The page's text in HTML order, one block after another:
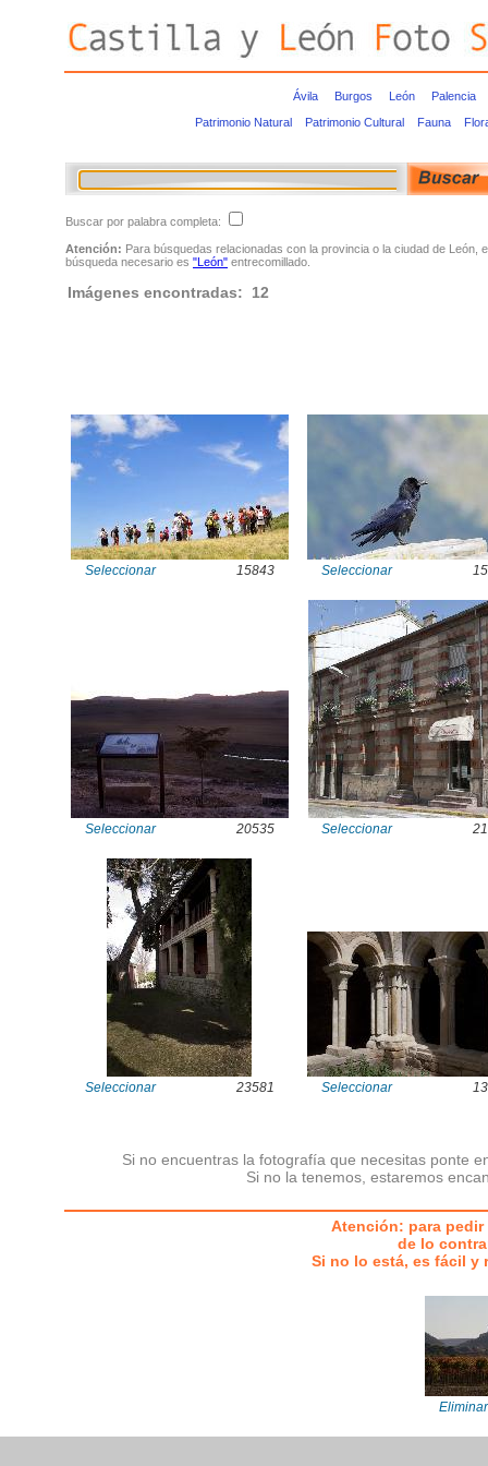
Ávila Burgos León
Palencia
Patrimonio Natural
Patrimonio Cultural Fauna
Buscar por palabra completa:
Atención: Para búsquedas relacionadas con la provincia o la ciudad de León,
búsqueda necesario es "León" entrecomillado.
Imágenes encontradas: 12
Seleccionar 15843 Seleccionar
Seleccionar 20535 Seleccionar
Seleccionar 23581 Seleccionar
Si no encuentras la fotografía que necesitas ponte
Si no la tenemos, estaremos
Atención: para
de lo
Si no lo está, es fácil y
Eliminar